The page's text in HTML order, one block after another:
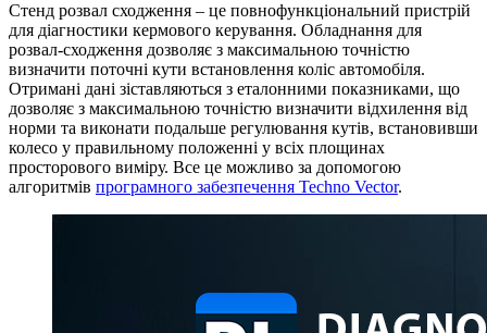
Стенд розвал сходження – це повнофункціональний пристрій
для діагностики кермового керування. Обладнання для
розвал-сходження дозволяє з максимальною точністю
визначити поточні кути встановлення коліс автомобіля.
Отримані дані зіставляються з еталонними показниками, що
дозволяє з максимальною точністю визначити відхилення від
норми та виконати подальше регулювання кутів, встановивши
колесо у правильному положенні у всіх площинах
просторового виміру. Все це можливо за допомогою
алгоритмів програмного забезпечення Techno Vector.